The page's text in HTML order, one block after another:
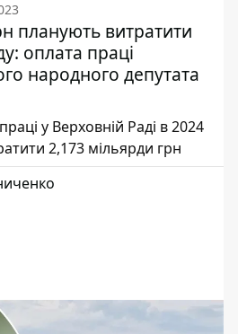
планують витратити
оплата праці
народного депутата
у Верховній Раді в 2024
2,173 мільярди грн